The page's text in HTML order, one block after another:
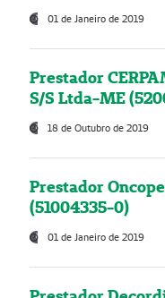
01 de Janeiro de 2019
Prestador
S/S Ltda-ME
18 de Outubro de 2019
Prestador
(51004335-0)
01 de Janeiro de 2019